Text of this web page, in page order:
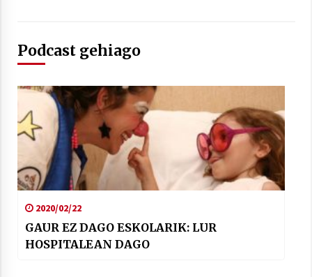
Arrosaren laburpen bideoa Hamaika
Telebistaren eskutik
2021/06/30
Podcast gehiago
2020/02/22
GAUR EZ DAGO ESKOLARIK: LUR
HOSPITALEAN DAGO